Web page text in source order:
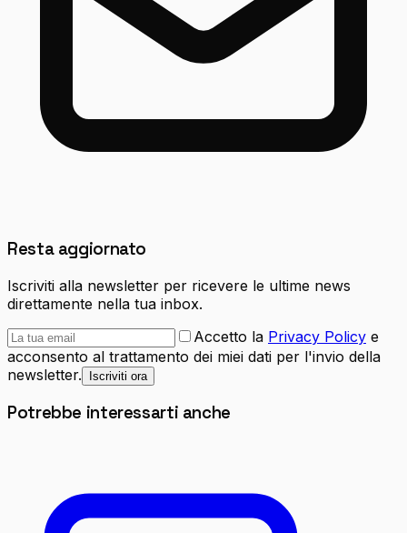
Resta aggiornato
Iscriviti alla newsletter per ricevere le ultime news
direttamente nella tua inbox.
Accetto la Privacy Policy e
acconsento al trattamento dei miei dati per l'invio della
newsletter.
Iscriviti ora
Potrebbe interessarti anche